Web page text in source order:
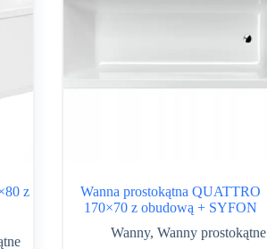
z
Wanna prostokątna QUATTRO
170×70 z obudową + SYFON
Wanny,Wanny prostokątne